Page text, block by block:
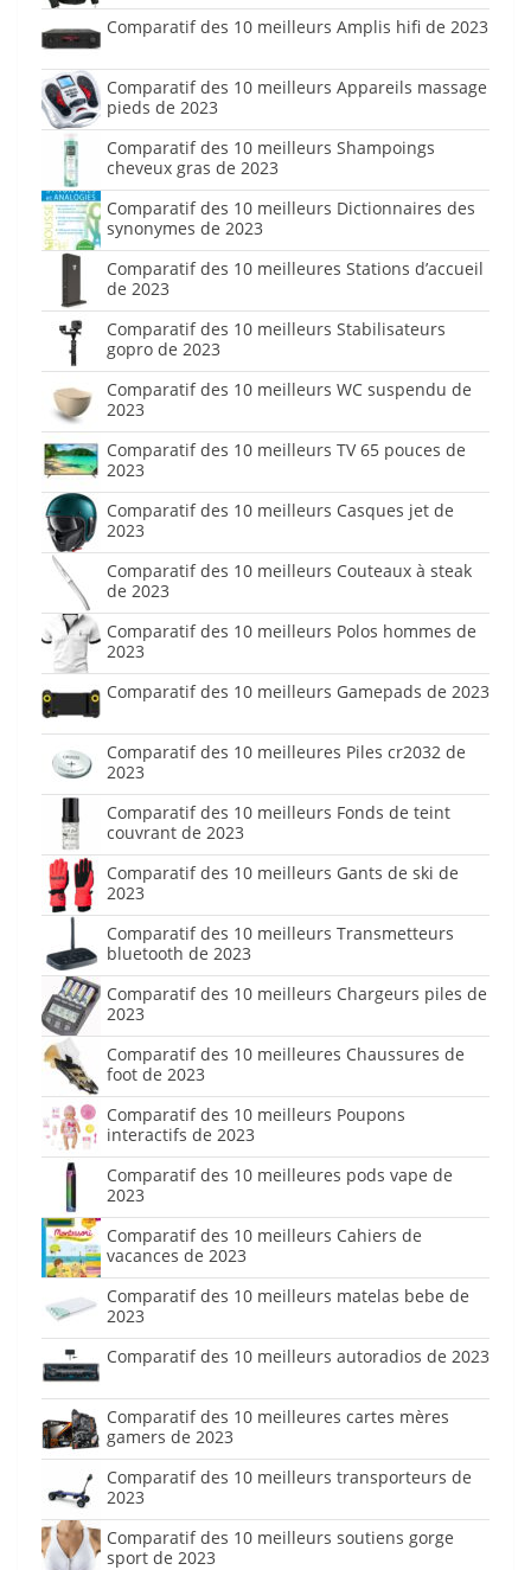
Comparatif des 10 meilleurs Amplis hifi de 2023
Comparatif des 10 meilleurs Appareils massage
pieds de 2023
Comparatif des 10 meilleurs Shampoings
cheveux gras de 2023
Comparatif des 10 meilleurs Dictionnaires des
synonymes de 2023
Comparatif des 10 meilleures Stations d’accueil
de 2023
Comparatif des 10 meilleurs Stabilisateurs
gopro de 2023
Comparatif des 10 meilleurs WC suspendu de
2023
Comparatif des 10 meilleurs TV 65 pouces de
2023
Comparatif des 10 meilleurs Casques jet de
2023
Comparatif des 10 meilleurs Couteaux à steak
de 2023
Comparatif des 10 meilleurs Polos hommes de
2023
Comparatif des 10 meilleurs Gamepads de 2023
Comparatif des 10 meilleures Piles cr2032 de
2023
Comparatif des 10 meilleurs Fonds de teint
couvrant de 2023
Comparatif des 10 meilleurs Gants de ski de
2023
Comparatif des 10 meilleurs Transmetteurs
bluetooth de 2023
Comparatif des 10 meilleurs Chargeurs piles de
2023
Comparatif des 10 meilleures Chaussures de
foot de 2023
Comparatif des 10 meilleurs Poupons
interactifs de 2023
Comparatif des 10 meilleures pods vape de
2023
Comparatif des 10 meilleurs Cahiers de
vacances de 2023
Comparatif des 10 meilleurs matelas bebe de
2023
Comparatif des 10 meilleurs autoradios de 2023
Comparatif des 10 meilleures cartes mères
gamers de 2023
Comparatif des 10 meilleurs transporteurs de
2023
Comparatif des 10 meilleurs soutiens gorge
sport de 2023